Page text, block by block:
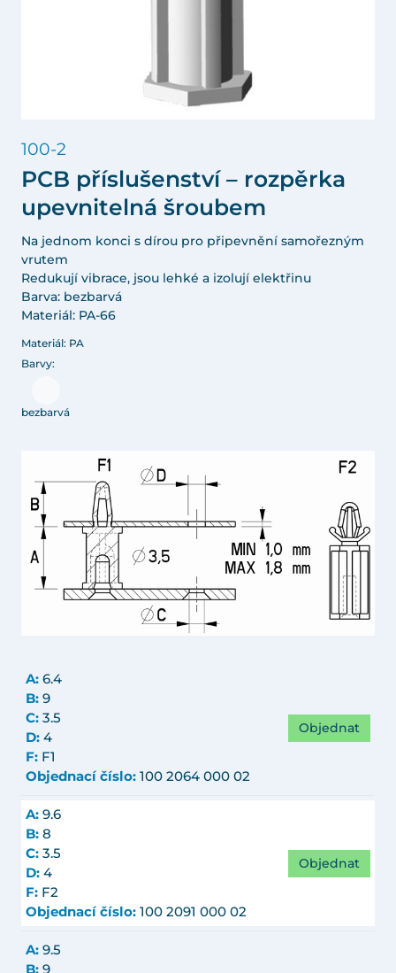
100-2
PCB příslušenství – rozpěrka
upevnitelná šroubem
Na jednom konci s dírou pro připevnění samořezným
vrutem
Redukují vibrace, jsou lehké a izolují elektřinu
Barva: bezbarvá
Materiál: PA-66
Materiál: PA
Barvy:
bezbarvá
A: 6.4
B: 9
C: 3.5
D: 4
F: F1
Objednací číslo: 100 2064 000 02
Objednat
A: 9.6
B: 8
C: 3.5
D: 4
F: F2
Objednací číslo: 100 2091 000 02
Objednat
A: 9.5
B: 9